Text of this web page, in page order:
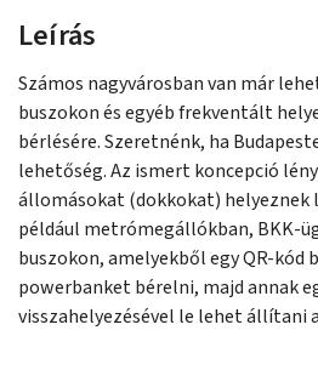
Leírás
Számos nagyvárosban van már
buszokon és egyéb frekventált
bérlésére. Szeretnénk, ha
lehetőség. Az ismert koncepció
állomásokat (dokkokat) helyeznek
például metrómegállókban, BKK-
buszokon, amelyekből egy QR-kód
powerbanket bérelni, majd annak
visszahelyezésével le lehet állítani